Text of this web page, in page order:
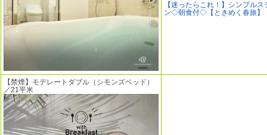
【迷ったらこれ！】シンプルス
ン◇朝食付◇【ときめく春旅】
【禁煙】モデレートダブル（シモンズベッド）
／21平米